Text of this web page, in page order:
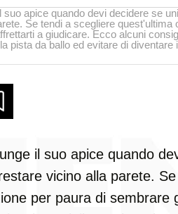
suo apice quando devi decidere se
Se tendi a scegliere quest'ultima
a giudicare. Ecco alcuni
pista da ballo ed evitare di diventare
il suo apice quando
vicino alla parete.
per paura di sembrare